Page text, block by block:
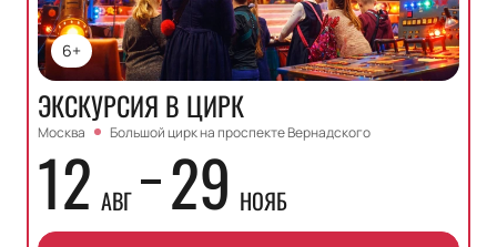
6+
ЭКСКУРСИЯ В ЦИРК
Москва Большой цирк на проспекте Вернадского
12 АВГ 29 НОЯБ